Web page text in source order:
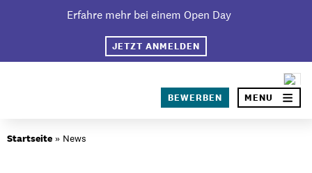
Erfahre mehr bei einem Open Day
JETZT ANMELDEN
BEWERBEN MENU
Startseite » News